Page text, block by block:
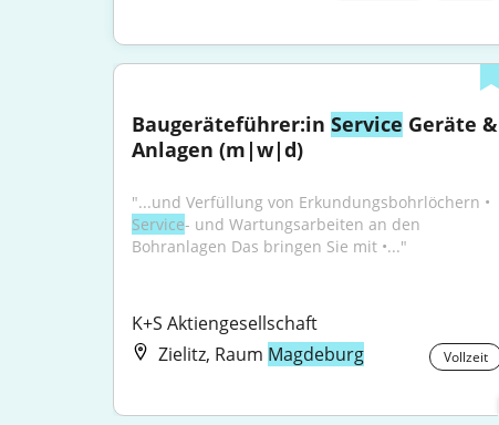
Baugeräteführer:in Service Geräte &
Anlagen (m|w|d)
Service- und Wartungsarbeiten an den
Bohranlagen Das bringen Sie mit •..."
K+S Aktiengesellschaft
Zielitz, Raum Magdeburg Vollzeit